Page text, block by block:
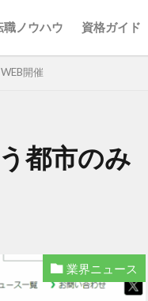
職ノウハウ 資格ガイド
開催
都市のみ
業界ニュース